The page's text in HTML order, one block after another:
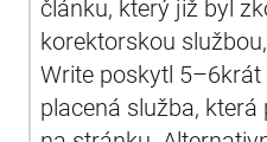
článku, který již byl
korektorskou
Write poskytl
placená služba,